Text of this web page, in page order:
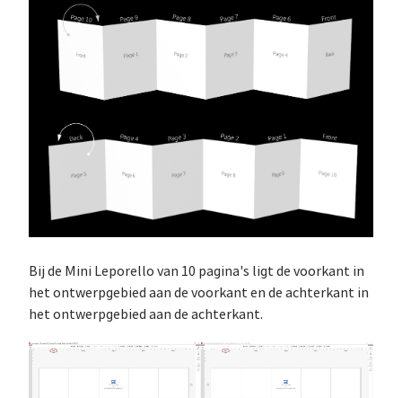
Bij de Mini Leporello van 10 pagina's ligt de voorkant in
het ontwerpgebied aan de voorkant en de achterkant in
het ontwerpgebied aan de achterkant.